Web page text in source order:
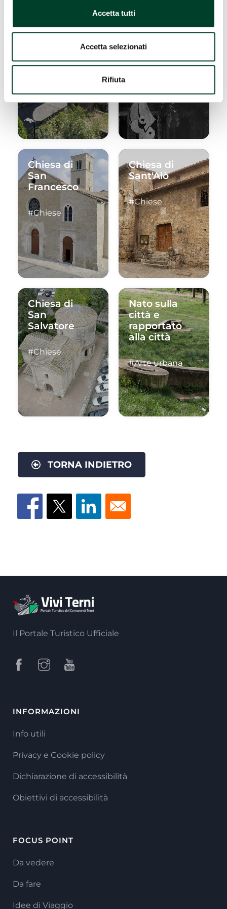
Accetta tutti
Accetta selezionati
Rifiuta
Porta
Sant'Angelo
#Edifici storici e
Composizione
di forme
#Arte urbana
Chiesa di
San
Francesco
#Chiese
Chiesa di
Sant'Alò
#Chiese
Chiesa di
San
Salvatore
#Chiese
Nato sulla
città e
rapportato
alla città
#Arte urbana
TORNA INDIETRO
Il Portale Turistico Ufficiale
INFORMAZIONI
Info utili
Privacy e Cookie policy
Dichiarazione di accessibilità
Obiettivi di accessibilità
FOCUS POINT
Da vedere
Da fare
Idee di Viaggio